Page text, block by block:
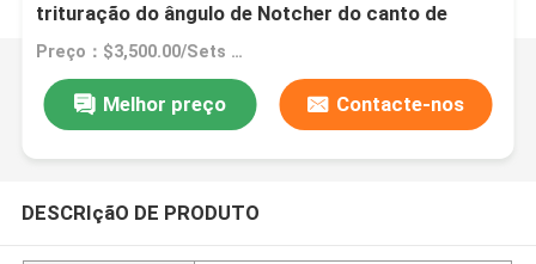
trituração do ângulo de Notcher do canto de
chapa metálica da máquina
Preço：$3,500.00/Sets >=1 Sets
Melhor preço Contacte-nos
DESCRIçãO DE PRODUTO